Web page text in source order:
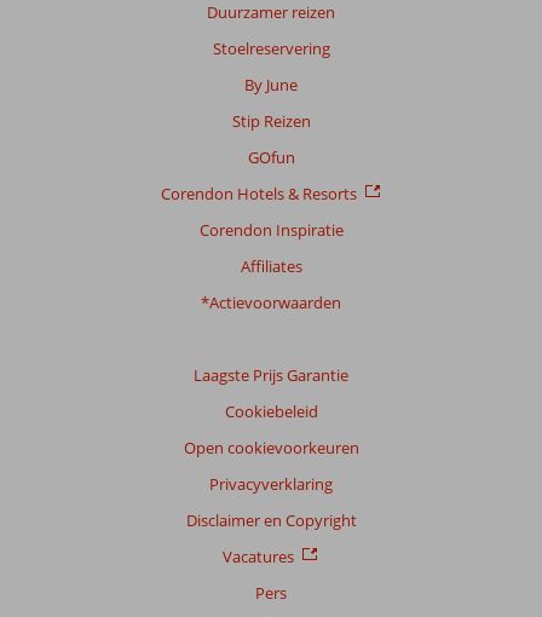
Duurzamer reizen
Stoelreservering
By June
Stip Reizen
GOfun
Corendon Hotels & Resorts
Corendon Inspiratie
Affiliates
*Actievoorwaarden
Laagste Prijs Garantie
Cookiebeleid
Open cookievoorkeuren
Privacyverklaring
Disclaimer en Copyright
Vacatures
Pers